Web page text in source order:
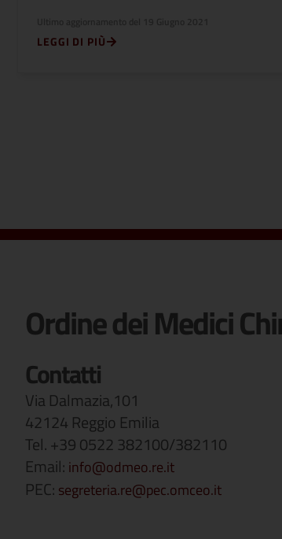
LEGGI DI PIÙ
Ordine dei Medici
Contatti
Via Dalmazia,101
42124 Reggio Emilia
Tel. +39 0522 382100/382110
Email: info@odmeo.re.it
PEC: segreteria.re@pec.omceo.it